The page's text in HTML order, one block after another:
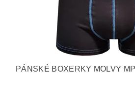
PÁNSKÉ BOXERKY MOLVY